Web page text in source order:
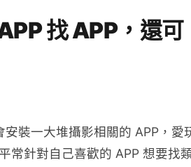
找 APP，還可
裝一大堆攝影相關的 APP，愛
常針對自己喜歡的 APP 想要找